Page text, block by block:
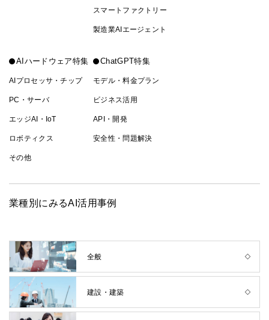
スマートファクトリー
製造業AIエージェント
AIハードウェア特集
AIプロセッサ・チップ
PC・サーバ
エッジAI・IoT
ロボティクス
その他
ChatGPT特集
モデル・料金プラン
ビジネス活用
API・開発
安全性・問題解決
業種別にみるAI活用事例
全般
建設・建築